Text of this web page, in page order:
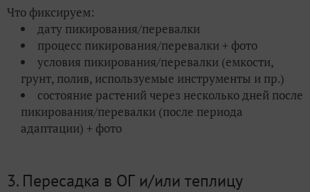
Что фиксируем:
дату пикирования/перевалки
процесс пикирования/перевалки + фото
условия пикирования/перевалки (емкости,
грунт, полив, используемые инструменты и пр.)
состояние растений через несколько дней после
пикирования/перевалки (после периода
адаптации) + фото
3. Пересадка в ОГ и/или теплицу